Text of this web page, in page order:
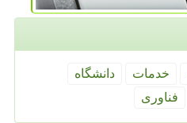
خدمات
دانشگاه
فناوری